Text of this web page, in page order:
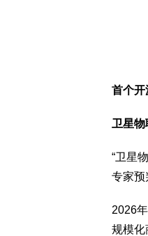
首个开
卫星
“卫星
专家预
2026
规模化